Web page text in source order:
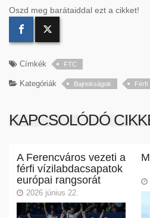
Oszd meg barátaiddal ezt a cikket!
Címkék FTC
Kategóriák Bajnokságok Férfi
KAPCSOLÓDÓ
A Ferencváros vezeti a
férfi vízilabdacsapatok
európai rangsorát
2026 június 22.